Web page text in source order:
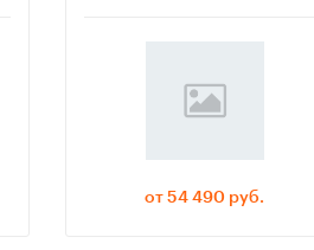
САМОЕ
от 54 490 руб.